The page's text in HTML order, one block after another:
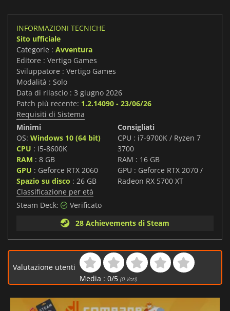
INFORMAZIONI TECNICHE
Sito ufficiale
Categorie : Avventura
Editore : Vertigo Games
Sviluppatore : Vertigo Games
Modalità : Solo
Data di rilascio : 3 giugno 2026
Patch più recente: 1.2.14090 - 23/06/26
Requisiti di Sistema
Minimi
OS: Windows 10 (64 bit)
CPU : i5-8600K
RAM : 8 GB
GPU : Geforce RTX 2060
Spazio su disco : 26 GB
Consigliati
CPU : i7-9700K / Ryzen 7
3700
RAM : 16 GB
GPU : Geforce RTX 2070 /
Radeon RX 5700 XT
Classificazione per età
Steam Deck:
Verificato
28 Achievements di Steam
Valutazione utenti
Media : 0/5 (0Voti)